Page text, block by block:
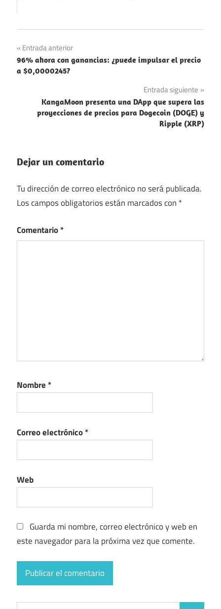
Navegación
de
Entrada anterior
96% ahora con ganancias: ¿puede impulsar el precio
a $0,0000245?
Entrada siguiente
KangaMoon presenta una DApp que supera las
proyecciones de precios para Dogecoin (DOGE) y
Ripple (XRP)
Dejar un comentario
Tu dirección de correo electrónico no será publicada.
Los campos obligatorios están marcados con *
Comentario*
Nombre *
Correo electrónico*
Web
Guarda mi nombre, correo electrónico y web en
este navegador para la próxima vez que comente.